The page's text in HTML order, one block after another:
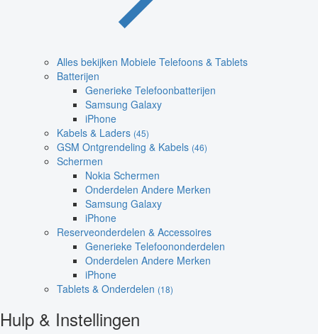
Alles bekijken Mobiele Telefoons & Tablets
Batterijen
Generieke Telefoonbatterijen
Samsung Galaxy
iPhone
Kabels & Laders (45)
GSM Ontgrendeling & Kabels (46)
Schermen
Nokia Schermen
Onderdelen Andere Merken
Samsung Galaxy
iPhone
Reserveonderdelen & Accessoires
Generieke Telefoononderdelen
Onderdelen Andere Merken
iPhone
Tablets & Onderdelen (18)
Hulp & Instellingen